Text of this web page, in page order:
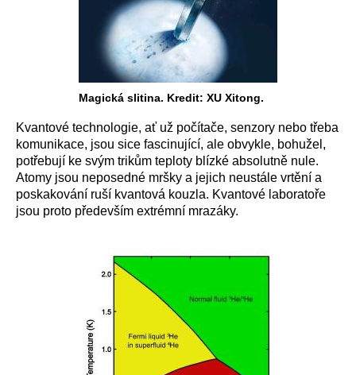
Magická slitina. Kredit: XU Xitong.
Kvantové technologie, ať už počítače, senzory nebo třeba
komunikace, jsou sice fascinující, ale obvykle, bohužel,
potřebují ke svým trikům teploty blízké absolutně nule.
Atomy jsou neposedné mršky a jejich neustále vrtění a
poskakování ruší kvantová kouzla. Kvantové laboratoře
jsou proto především extrémní mrazáky.